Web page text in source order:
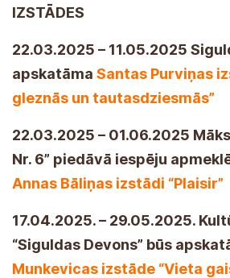
IZSTĀDES
22.03.2025 – 11.05.2025
apskatāma Santas Purviņas
gleznās un tautasdziesmās”
22.03.2025 – 01.06.2025
Nr. 6” piedāvā iespēju
Annas Bāliņas izstādi “Plaisir”
17.04.2025. – 29.05.2025.
“Siguldas Devons” būs
Munkevicas izstāde “Vieta